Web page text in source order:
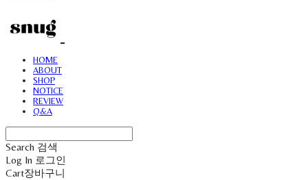
HOME
ABOUT
SHOP
NOTICE
REVIEW
Q&A
Search 검색
Log In 로그인
Cart장바구니